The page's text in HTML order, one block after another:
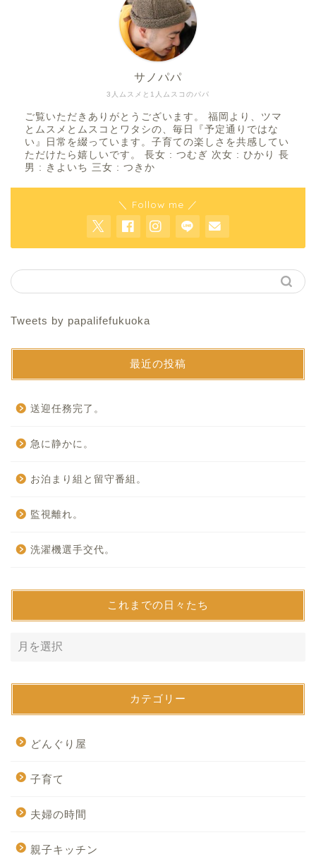
3人ムスメと1人ムスコのパパ
サノパパ
ご覧いただきありがとうございます。 福岡より、ツマ
とムスメとムスコとワタシの、毎日『予定通りではな
い』日常を綴っています。子育ての楽しさを共感してい
ただけたら嬉しいです。 長女 : つむぎ 次女 : ひかり 長
男 : きよいち 三女 : つきか
＼ Follow me ／
Tweets by papalifefukuoka
最近の投稿
送迎任務完了。
急に静かに。
お泊まり組と留守番組。
監視離れ。
洗濯機選手交代。
これまでの日々たち
カテゴリー
どんぐり屋
子育て
夫婦の時間
親子キッチン